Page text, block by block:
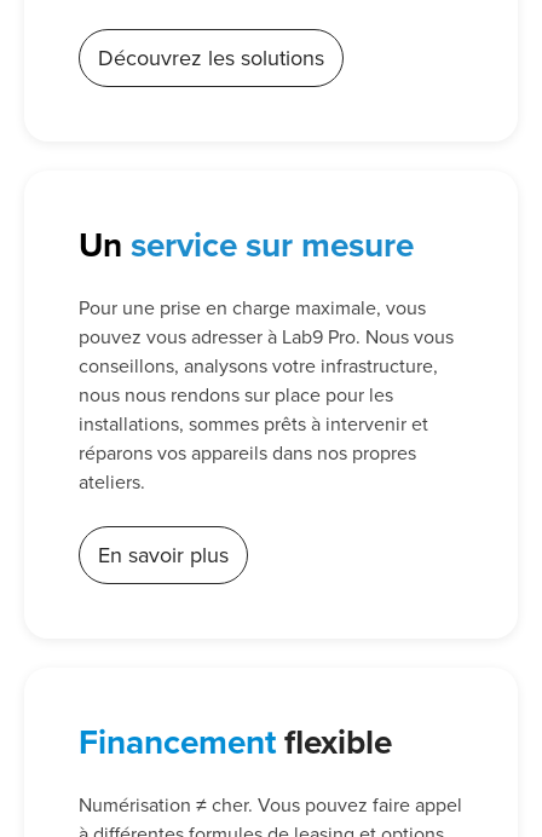
Découvrez les solutions
Unservice sur mesure
Pour une prise en charge maximale, vous
pouvez vous adresser à Lab9 Pro. Nous vous
conseillons, analysons votre infrastructure,
nous nous rendons sur place pour les
installations, sommes prêts à intervenir et
réparons vos appareils dans nos propres
ateliers.
En savoir plus
Financementflexible
Numérisation ≠ cher. Vous pouvez faire appel